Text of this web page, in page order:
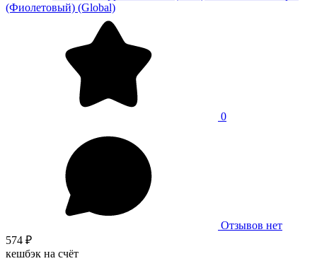
(Фиолетовый) (Global)
0
Отзывов нет
574 ₽
кешбэк на счёт